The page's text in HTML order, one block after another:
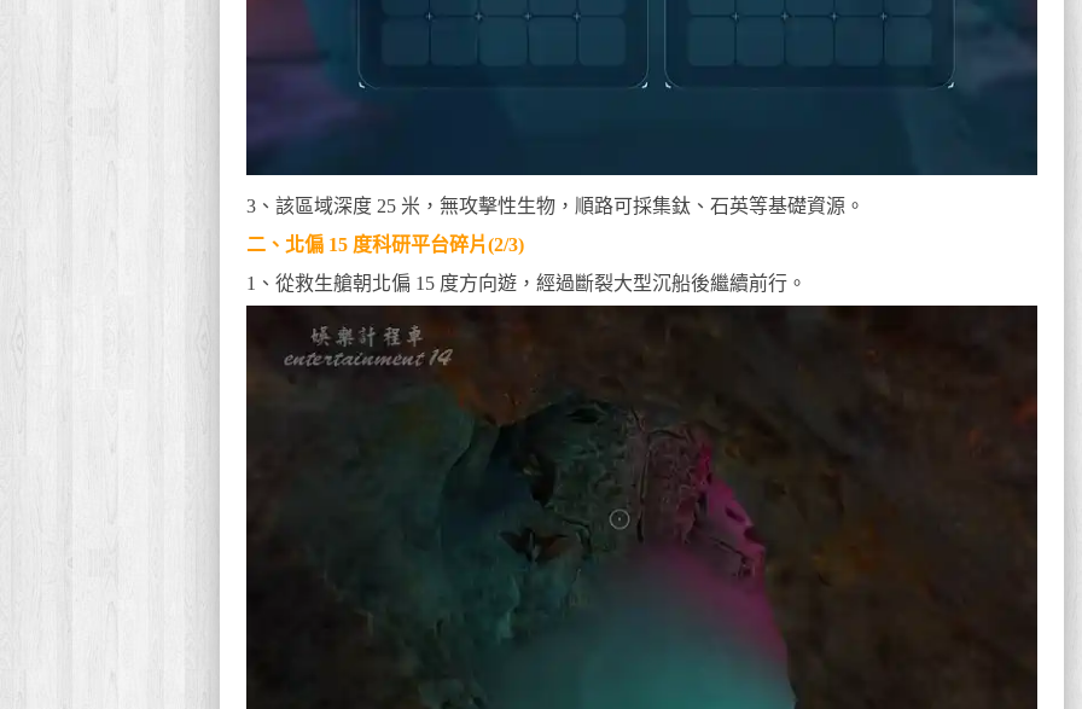
3、該區域深度 25 米，無攻擊性生物，順路可採集鈦、石英等基礎資源。
二、北偏 15 度科研平台碎片(2/3)
1、從救生艙朝北偏 15 度方向遊，經過斷裂大型沉船後繼續前行。